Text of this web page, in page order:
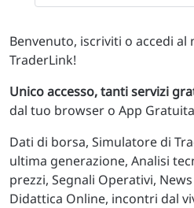
Benvenuto, iscriviti o accedi al
TraderLink!
Unico accesso, tanti servizi
dal tuo browser o App
Dati di borsa, Simulatore di
ultima generazione, Analisi
prezzi, Segnali Operativi,
Didattica Online, incontri dal